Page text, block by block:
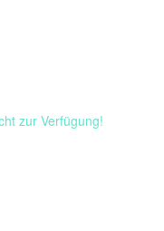
zur Verfügung!